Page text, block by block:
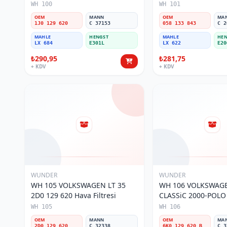
Filtresi
WH 100
OEM
1J0 129 620
MANN
C 37153
MAHLE
LX 684
HENGST
E301L
₺290,95
+ KDV
WH 101
OEM
058 133 843 C
MAHLE
LX 622
₺281,75
+ KDV
WUNDER
WH 105 VOLKSWAGEN LT 35
2D0 129 620 Hava Filtresi
WH 105
OEM
2D0 129 620
MANN
C 32338
WUNDER
WH 106
CLASSiC 2000-POLO
129 620 B Hava
WH 106
OEM
6K0 129 620 B C